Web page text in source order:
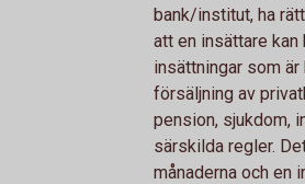
bank/institut, ha
att en insättare
insättningar som
försäljning av
pension, sjukdom,
särskilda regler.
månaderna och en